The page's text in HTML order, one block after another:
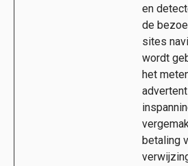
en
de
sites
wordt
het
betaling